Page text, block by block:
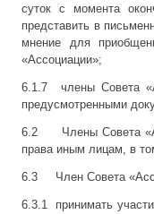
суток с момента
представить в
мнение для
«Ассоциации»;
6.1.7 члены Совета
предусмотренными
6.2 Члены Совета
права иным лицам, в
6.3 Член Совета
6.3.1 принимать